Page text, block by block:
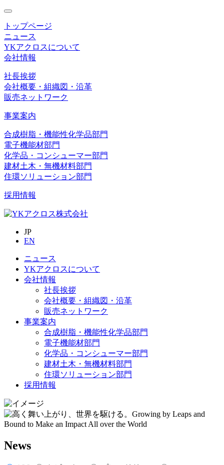
toggle
navigation
トップページ
ニュース
YKアクロスについて
会社情報
社長挨拶
会社概要・組織図・沿革
販売ネットワーク
事業案内
合成樹脂・機能性化学品部門
電子機能材部門
化学品・コンシューマー部門
建材土木・無機材料部門
住環ソリューション部門
採用情報
JP
EN
ニュース
YKアクロスについて
会社情報
社長挨拶
会社概要・組織図・沿革
販売ネットワーク
事業案内
合成樹脂・機能性化学品部門
電子機能材部門
化学品・コンシューマー部門
建材土木・無機材料部門
住環ソリューション部門
採用情報
News